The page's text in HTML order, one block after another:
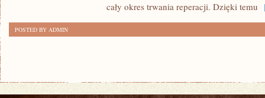
MAJĄ
DO
cały okres trwania reperacji. Dzięki temu
POSTED BY ADMIN